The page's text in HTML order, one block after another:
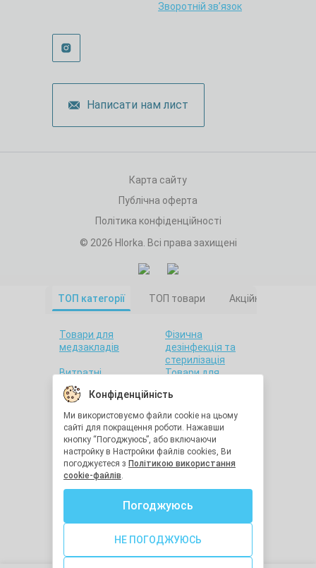
Написати нам лист
Зворотній зв’язок
Карта сайту
Публічна оферта
Політика конфіденційності
© 2026 Hlorka. Всі права захищені
Конфіденційність
Ми використовуємо файли cookie на цьому
сайті для покращення роботи. Нажавши
кнопку “Погоджуюсь”, або включаючи
настройку в Настройки файлів cookies, Ви
погоджуєтеся з Політикою використання
cookie-файлів.
Погоджуюсь
НЕ ПОГОДЖУЮСЬ
ТОП категорії ТОП товари Акційні товари
Товари для
медзакладів
Фізична
дезінфекція та
стерилізація
Витратні
матеріали
Товари для
Товари для дому
Санітарна гігієна
Товари для
стоматології
Товари для
лабораторій
Краса та здоров'я
Утилізація
медичних відходів
Засоби
індивідуального
захисту
Остання одиниця
дезінфекція та
стерилізація
обладнання
Медична техніка
Засоби реабілітації